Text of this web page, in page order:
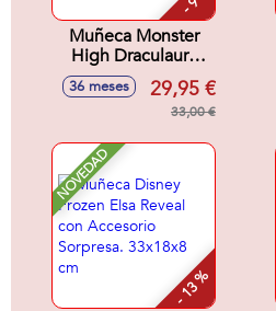
Muñeca Monster
High Draculaura
Con Accesorios.
12x8x8 cm
36 meses 29,95 €
33,00 €
NOVEDAD
- 13 %